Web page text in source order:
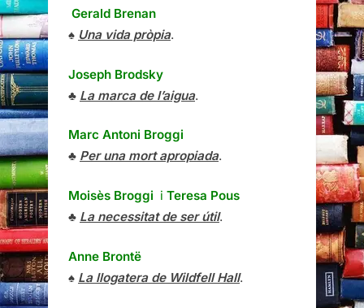
Gerald Brenan
♠ Una vida pròpia.
Joseph Brodsky
♣ La marca de l’aigua.
Marc Antoni Broggi
♣ Per una mort apropiada.
Moisès Broggi i Teresa Pous
♣ La necessitat de ser útil.
Anne Brontë
♠ La llogatera de Wildfell Hall.